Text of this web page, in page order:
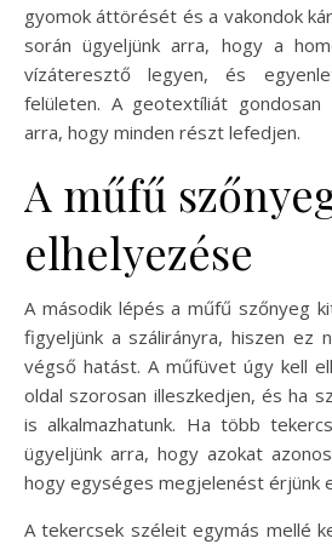
gyomok áttörését és a vakondok
során ügyeljünk arra, hogy a
vízáteresztő legyen, és
felületen. A geotextíliát gondosan
arra, hogy minden részt lefedjen.
A műfű
elhelyezése
A második lépés a műfű szőnyeg
figyeljünk a szálirányra, hiszen ez
végső hatást. A műfüvet úgy kell
oldal szorosan illeszkedjen, és ha
is alkalmazhatunk. Ha több
ügyeljünk arra, hogy azokat
hogy egységes megjelenést érjünk
A tekercsek széleit egymás mellé